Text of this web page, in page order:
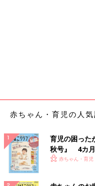
赤ちゃん・育児の人
育児の困った
秋号』 4カ月
いっぱい！
赤ちゃん・育児